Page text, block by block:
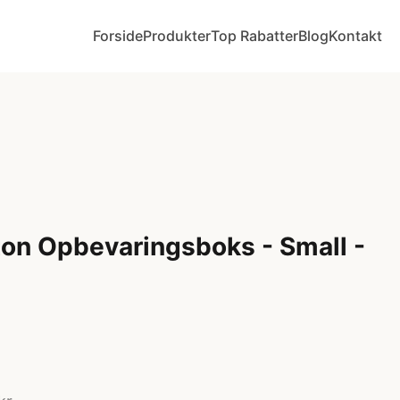
ForsideProdukterTop RabatterBlogKontakt
Opbevaringsboks - Small -